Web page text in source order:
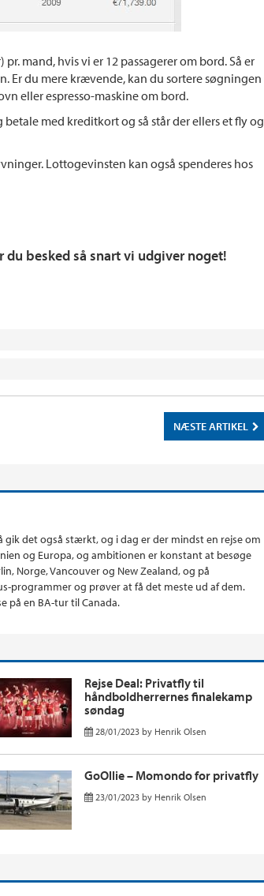
mand, hvis vi er 12 passagerer om bord. Så er
du mere krævende, kan du sortere søgningen
eller espresso-maskine om bord.
med kreditkort og så står der ellers et fly og
Lottogevinsten kan også spenderes hos
du besked så snart vi udgiver noget!
NÆSTE ARTIKEL
gik det også stærkt, og i dag er der mindst en rejse om
og Europa, og ambitionen er konstant at besøge
Norge, Vancouver og New Zealand, og på
programmer og prøver at få det meste ud af dem.
på en BA-tur til Canada.
Rejse Deal: Privatfly til
håndboldherrernes finalekamp
søndag
28/01/2023 by Henrik Olsen
GoOllie – Momondo for privatfly
23/01/2023 by Henrik Olsen